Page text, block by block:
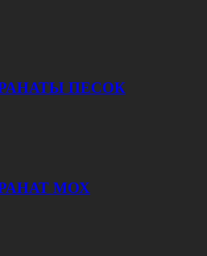
ПЕСОК
МОХ